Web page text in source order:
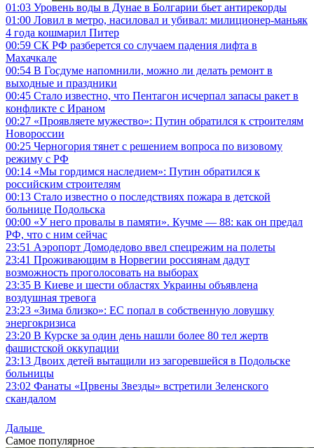
01:03 Уровень воды в Дунае в Болгарии бьет антирекорды
01:00 Ловил в метро, насиловал и убивал: милиционер-маньяк
4 года кошмарил Питер
00:59 СК РФ разберется со случаем падения лифта в
Махачкале
00:54 В Госдуме напомнили, можно ли делать ремонт в
выходные и праздники
00:45 Стало известно, что Пентагон исчерпал запасы ракет в
конфликте с Ираном
00:27 «Проявляете мужество»: Путин обратился к строителям
Новороссии
00:25 Черногория тянет с решением вопроса по визовому
режиму с РФ
00:14 «Мы гордимся наследием»: Путин обратился к
российским строителям
00:13 Стало известно о последствиях пожара в детской
больнице Подольска
00:00 «У него провалы в памяти». Кучме — 88: как он предал
РФ, что с ним сейчас
23:51 Аэропорт Домодедово ввел спецрежим на полеты
23:41 Проживающим в Норвегии россиянам дадут
возможность проголосовать на выборах
23:35 В Киеве и шести областях Украины объявлена
воздушная тревога
23:23 «Зима близко»: ЕС попал в собственную ловушку
энергокризиса
23:20 В Курске за один день нашли более 80 тел жертв
фашистской оккупации
23:13 Двоих детей вытащили из загоревшейся в Подольске
больницы
23:02 Фанаты «Црвены Звезды» встретили Зеленского
скандалом
Дальше
Самое популярное